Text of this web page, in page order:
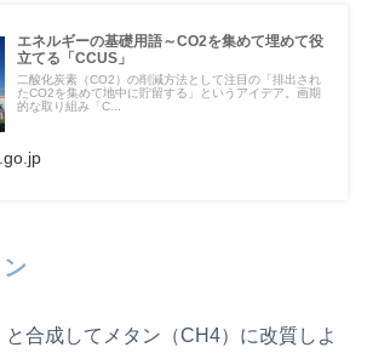
エネルギーの基礎用語～CO2を集めて埋めて役
立てる「CCUS」
二酸化炭素（CO2）の削減方法として注目の「排出され
たCO2を集めて地中に貯留する」というアイデア。画期
的な取り組み「C...
合成してメタン（CH4）に改質しよ